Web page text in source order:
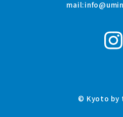
mail:
© Kyoto by